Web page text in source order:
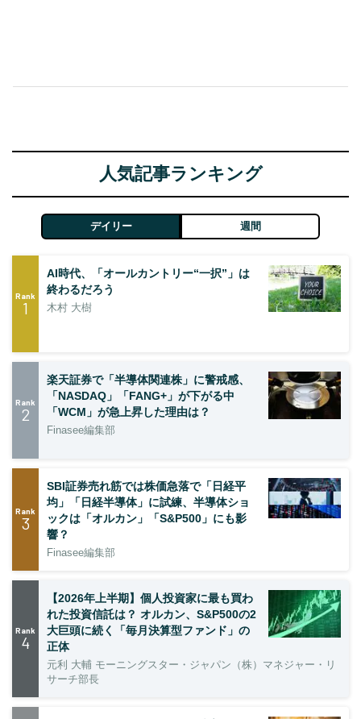
人気記事ランキング
デイリー 週間
Rank
1
AI時代、「オールカントリー“一択”」は
終わるだろう
木村 大樹
Rank
2
楽天証券で「半導体関連株」に警戒感、
「NASDAQ」「FANG+」が下がる中
「WCM」が急上昇した理由は？
Finasee編集部
Rank
3
SBI証券売れ筋では株価急落で「日経平
均」「日経半導体」に試練、半導体ショ
ックは「オルカン」「S&P500」にも影
響？
Finasee編集部
Rank
4
【2026年上半期】個人投資家に最も買わ
れた投資信託は？ オルカン、S&P500の2
大巨頭に続く「毎月決算型ファンド」の
正体
元利 大輔 モーニングスター・ジャパン（株）マネジャー・リ
サーチ部長